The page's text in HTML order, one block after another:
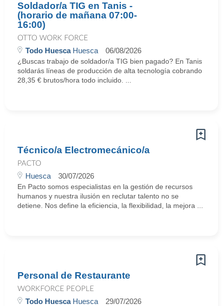
Soldador/a TIG en Tanis -
(horario de mañana 07:00-
16:00)
OTTO WORK FORCE
Todo HuescaHuesca 06/08/2026
¿Buscas trabajo de soldador/a TIG bien pagado? En Tanis
soldarás líneas de producción de alta tecnología cobrando
28,35 € brutos/hora todo incluido. ...
Técnico/a Electromecánico/a
PACTO
Huesca 30/07/2026
En Pacto somos especialistas en la gestión de recursos
humanos y nuestra ilusión en reclutar talento no se
detiene. Nos define la eficiencia, la flexibilidad, la mejora ...
Personal de Restaurante
WORKFORCE PEOPLE
Todo HuescaHuesca 29/07/2026